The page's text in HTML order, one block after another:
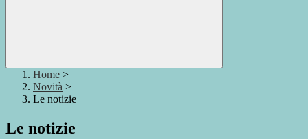
Home >
Novità >
Le notizie
Le notizie